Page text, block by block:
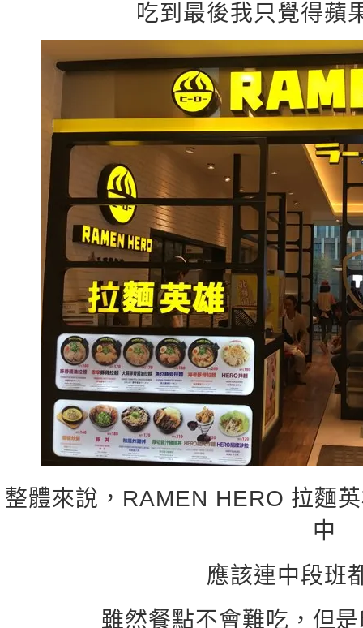
吃到最後我只覺得蘋
整體來說，RAMEN HERO 拉麵
中
應該連中段班
雖然餐點不會難吃，但